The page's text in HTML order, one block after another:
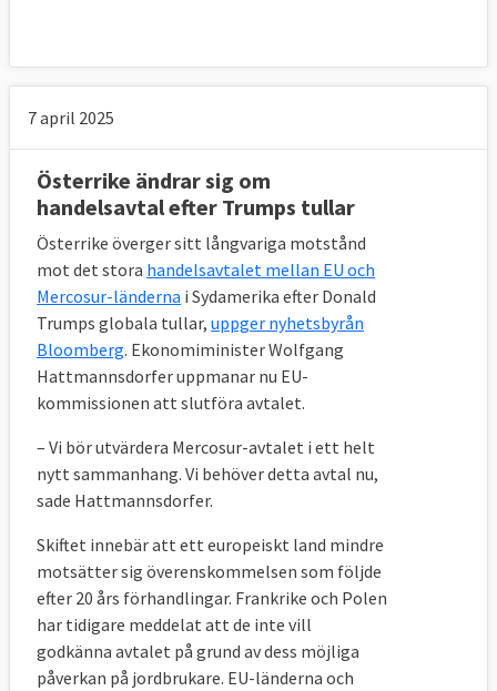
7 april 2025
Österrike ändrar sig om
handelsavtal efter Trumps tullar
Österrike överger sitt långvariga motstånd
mot det stora handelsavtalet mellan EU och
Mercosur-länderna i Sydamerika efter Donald
Trumps globala tullar, uppger nyhetsbyrån
Bloomberg. Ekonomiminister Wolfgang
Hattmannsdorfer uppmanar nu EU-
kommissionen att slutföra avtalet.
– Vi bör utvärdera Mercosur-avtalet i ett helt
nytt sammanhang. Vi behöver detta avtal nu,
sade Hattmannsdorfer.
Skiftet innebär att ett europeiskt land mindre
motsätter sig överenskommelsen som följde
efter 20 års förhandlingar. Frankrike och Polen
har tidigare meddelat att de inte vill
godkänna avtalet på grund av dess möjliga
påverkan på jordbrukare. EU-länderna och